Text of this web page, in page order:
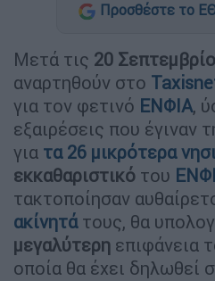
Προσθέστε το
Μετά τις 20
αναρτηθούν στο
για τον φετινό ΕΝΦΙΑ,
εξαιρέσεις που έγιναν
για τα 26 μικρότερα
εκκαθαριστικό του
τακτοποίησαν
ακίνητά τους, θα
μεγαλύτερη επιφάνεια
οποία θα έχει δηλωθεί